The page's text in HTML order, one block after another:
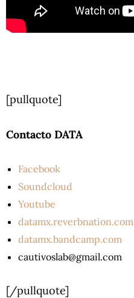
[pullquote]
Contacto DATA
Facebook
Soundcloud
Youtube
datamx.reverbnation.com
datamx.bandcamp.com
cautivoslab@gmail.com
[/pullquote]